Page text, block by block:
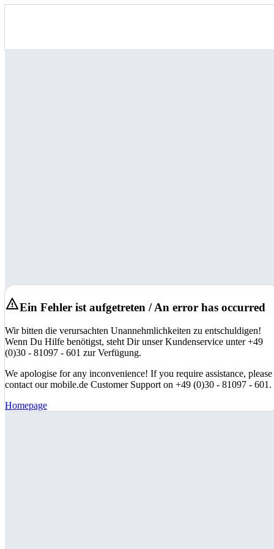
Ein Fehler ist aufgetreten / An error has occurred
Wir bitten die verursachten Unannehmlichkeiten zu entschuldigen!
Wenn Du Hilfe benötigst, steht Dir unser Kundenservice unter +49
(0)30 - 81097 - 601 zur Verfügung.
We apologise for any inconvenience! If you require assistance, please
contact our mobile.de Customer Support on +49 (0)30 - 81097 - 601.
Homepage